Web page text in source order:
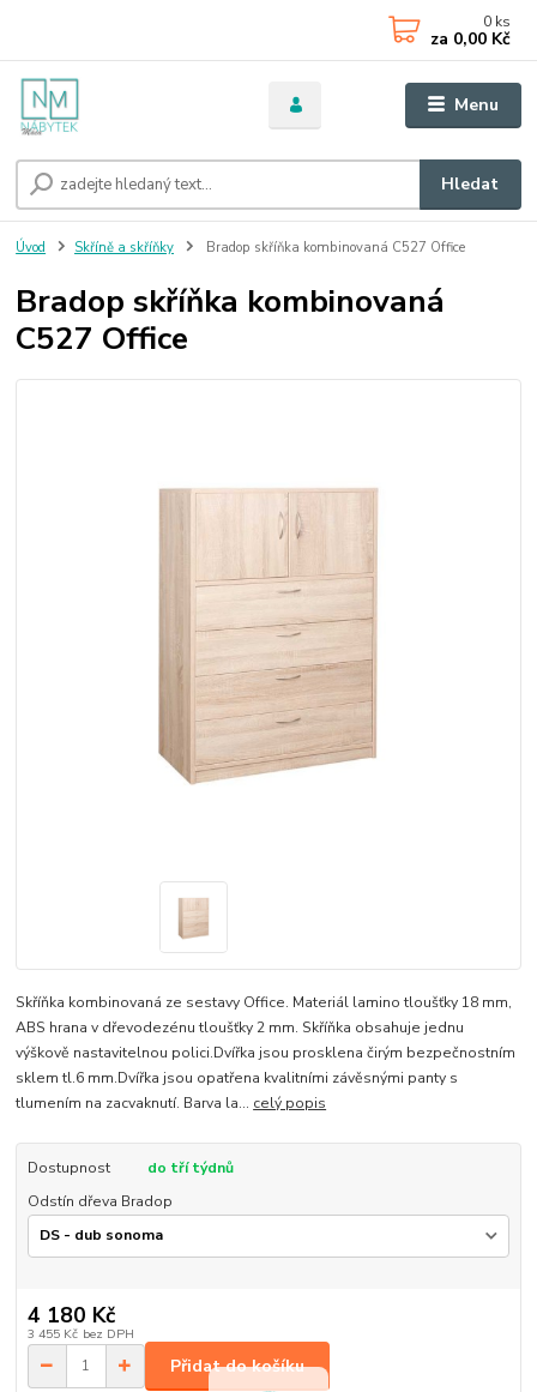
Menu
Hledat
0 ks
za 0,00 Kč
Úvod Skříně a skříňky Bradop skříňka kombinovaná C527 Office
Bradop skříňka kombinovaná
C527 Office
Skříňka kombinovaná ze sestavy Office. Materiál lamino tloušťky 18 mm,
ABS hrana v dřevodezénu tloušťky 2 mm. Skříňka obsahuje jednu
výškově nastavitelnou polici.Dvířka jsou prosklena čirým bezpečnostním
sklem tl.6 mm.Dvířka jsou opatřena kvalitními závěsnými panty s
tlumením na zacvaknutí. Barva la... celý popis
Dostupnost
do tří týdnů
Odstín dřeva Bradop
4 180 Kč
3 455 Kč bez DPH
Přidat do košíku